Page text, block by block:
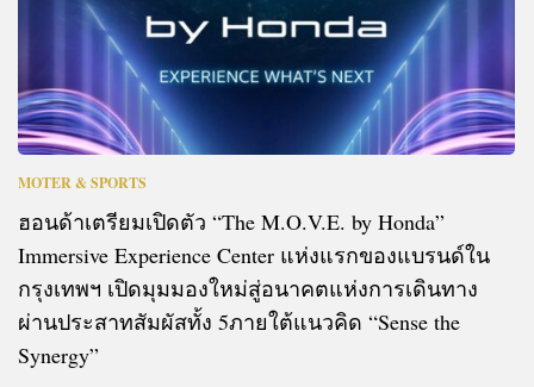
MOTER & SPORTS
ฮอนด้าเตรียมเปิดตัว “The M.O.V.E. by Honda”
Immersive Experience Center แห่งแรกของแบรนด์ใน
กรุงเทพฯ เปิดมุมมองใหม่สู่อนาคตแห่งการเดินทาง
ผ่านประสาทสัมผัสทั้ง 5ภายใต้แนวคิด “Sense the
Synergy”